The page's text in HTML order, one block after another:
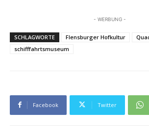
- WERBUNG -
SCHLAGWORTE Flensburger Hofkultur
schifffahrtsmuseum
Facebook Twitter